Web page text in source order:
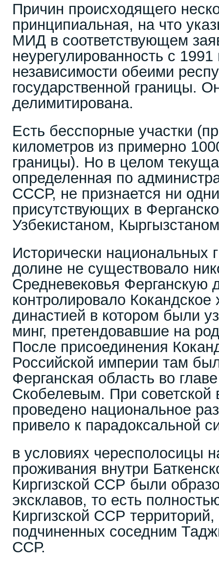
Причин происходящего
принципиальная, на что
МИД в соответствующем
неурегулированность с
независимости обеими
государственной границы.
делимитирована.
Есть бесспорные участки
километров из примерно
границы). Но в целом
определенная по
СССР, не признается ни
присутствующих в
Узбекистаном,
Исторически национальных
долине не существовало
Средневековья Ферганскую
контролировало
династией в котором были
минг, претендовавшие на
После присоединения
Российской империи там
Ферганская область во
Скобелевым. При советской
проведено национальное
привело к парадоксальной
в условиях чересполосицы
проживания внутри
Киргизской ССР были
эксклавов, то есть
Киргизской ССР
подчиненных соседним
ССР.